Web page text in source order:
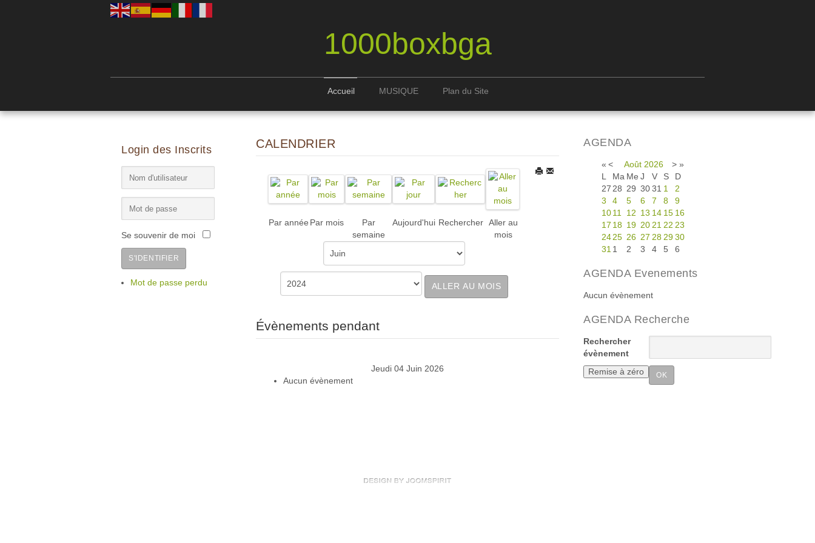
1000boxbga
Accueil MUSIQUE Plan du Site
Login des Inscrits
Se souvenir de moi
S'IDENTIFIER
Mot de passe perdu
AGENDA
« < Août 2026 > »
L
Ma Me J V S
D
27 28 29 30 31 1
2
3
4 5 6 7 8
9
10 11 12 13 14 15 16
17 18 19 20 21 22 23
2425 26 27 28 29 30
31 1 2 3 4 5 6
AGENDA Evenements
Aucun évènement
AGENDA Recherche
Rechercher
évènement
CALENDRIER
Par année Par mois
Par
semaine
Aujourd'hui Rechercher
Aller au
mois
ALLER AU MOIS
Évènements pendant
Jeudi 04 Juin 2026
Aucun évènement